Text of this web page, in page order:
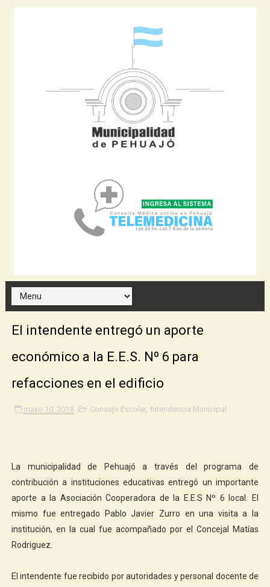
El intendente entregó un aporte
económico a la E.E.S. Nº 6 para
refacciones en el edificio
mayo 10, 2019 Consejo Escolar, Intendencia Municipal
La municipalidad de Pehuajó a través del programa de
contribución a instituciones educativas entregó un importante
aporte a la Asociación Cooperadora de la E.E.S Nº 6 local. El
mismo fue entregado Pablo Javier Zurro en una visita a la
institución, en la cual fue acompañado por el Concejal Matías
Rodriguez.
El intendente fue recibido por autoridades y personal docente de